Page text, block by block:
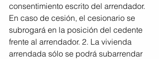
consentimiento escrito del arrendador.
En caso de cesión, el cesionario se
subrogará en la posición del cedente
frente al arrendador. 2. La vivienda
arrendada sólo se podrá subarrendar